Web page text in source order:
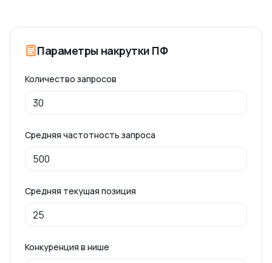
Параметры накрутки ПФ
Количество запросов
Средняя частотность запроса
Средняя текущая позиция
Конкуренция в нише